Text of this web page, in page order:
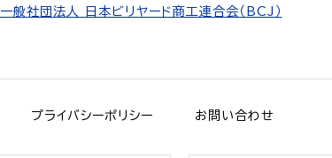
一般社団法人 日本ビリヤード商工連合会（BCJ）
プライバシーポリシー お問い合わせ